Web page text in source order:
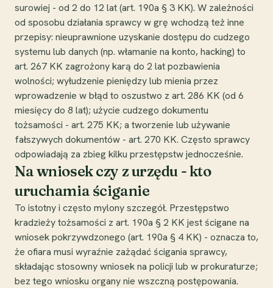
surowiej - od 2 do 12 lat (art. 190a § 3 KK). W zależności
od sposobu działania sprawcy w grę wchodzą też inne
przepisy: nieuprawnione uzyskanie dostępu do cudzego
systemu lub danych (np. włamanie na konto, hacking) to
art. 267 KK zagrożony karą do 2 lat pozbawienia
wolności; wyłudzenie pieniędzy lub mienia przez
wprowadzenie w błąd to oszustwo z art. 286 KK (od 6
miesięcy do 8 lat); użycie cudzego dokumentu
tożsamości - art. 275 KK; a tworzenie lub używanie
fałszywych dokumentów - art. 270 KK. Często sprawcy
odpowiadają za zbieg kilku przestępstw jednocześnie.
Na wniosek czy z urzędu - kto
uruchamia ściganie
To istotny i często mylony szczegół. Przestępstwo
kradzieży tożsamości z art. 190a § 2 KK jest ścigane na
wniosek pokrzywdzonego (art. 190a § 4 KK) - oznacza to,
że ofiara musi wyraźnie zażądać ścigania sprawcy,
składając stosowny wniosek na policji lub w prokuraturze;
bez tego wniosku organy nie wszczną postępowania.